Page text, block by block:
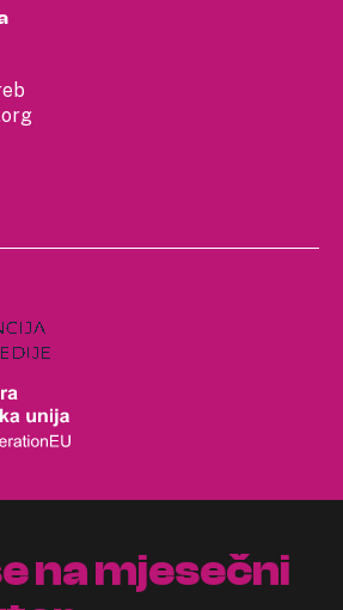
na mjesečni